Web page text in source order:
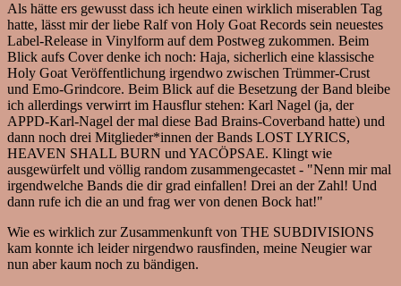
Als hätte ers gewusst dass ich heute einen wirklich miserablen Tag
hatte, lässt mir der liebe Ralf von Holy Goat Records sein neuestes
Label-Release in Vinylform auf dem Postweg zukommen. Beim
Blick aufs Cover denke ich noch: Haja, sicherlich eine klassische
Holy Goat Veröffentlichung irgendwo zwischen Trümmer-Crust
und Emo-Grindcore. Beim Blick auf die Besetzung der Band bleibe
ich allerdings verwirrt im Hausflur stehen: Karl Nagel (ja, der
APPD-Karl-Nagel der mal diese Bad Brains-Coverband hatte) und
dann noch drei Mitglieder*innen der Bands LOST LYRICS,
HEAVEN SHALL BURN und YACÖPSAE. Klingt wie
ausgewürfelt und völlig random zusammengecastet - "Nenn mir mal
irgendwelche Bands die dir grad einfallen! Drei an der Zahl! Und
dann rufe ich die an und frag wer von denen Bock hat!"
Wie es wirklich zur Zusammenkunft von THE SUBDIVISIONS
kam konnte ich leider nirgendwo rausfinden, meine Neugier war
nun aber kaum noch zu bändigen.